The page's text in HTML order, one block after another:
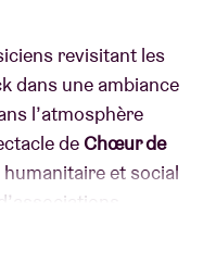
revisitant les
dans une ambiance
l’atmosphère
deChœur de
et social
! Une façon
causes.